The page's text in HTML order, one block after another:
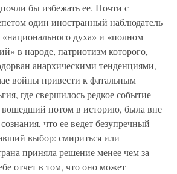
бы избежать ее. Почти с
один иностранный наблюдатель
духа» и «полном
в народе, патриотизм которого,
анархическими тенденциями,
войны привести к фатальным
где свершилось редкое событие
потом в историю, была вне
что ее ведет безупречный
выбор: смириться или
приняла решение менее чем за
отчет в том, что оно может